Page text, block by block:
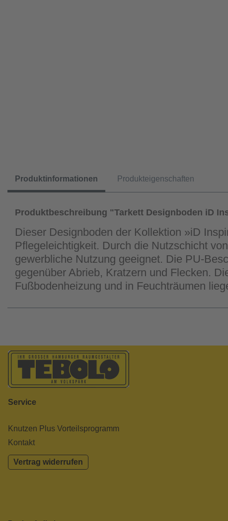
Produktinformationen Produkteigenschaften
Produktbeschreibung "Tarkett Designboden iD
Dieser Designboden der Kollektion »iD
Pflegeleichtigkeit. Durch die Nutzschicht
gewerbliche Nutzung geeignet. Die PU-
gegenüber Abrieb, Kratzern und Flecken.
Fußbodenheizung und in Feuchträumen
Service
Knutzen Plus Vorteilsprogramm
Kontakt
Vertrag widerrufen